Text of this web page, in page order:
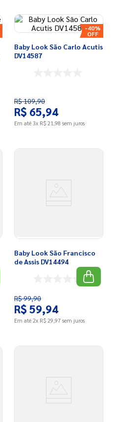
-40%
Baby Look São Carlo Acutis
DV14587
R$109,90
R$ 65,94
Em até 3x R$ 21,98 sem juros
Baby Look São Francisco
de Assis DV14494
R$99,90
R$ 59,94
Em até 2x R$ 29,97 sem juros